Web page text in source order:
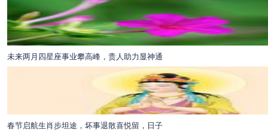
未来两月四星座事业攀高峰，贵人助力显神通
春节启航生肖步坦途，坏事退散喜悦留，日子